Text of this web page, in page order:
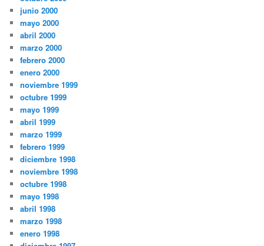
junio 2000
mayo 2000
abril 2000
marzo 2000
febrero 2000
enero 2000
noviembre 1999
octubre 1999
mayo 1999
abril 1999
marzo 1999
febrero 1999
diciembre 1998
noviembre 1998
octubre 1998
mayo 1998
abril 1998
marzo 1998
enero 1998